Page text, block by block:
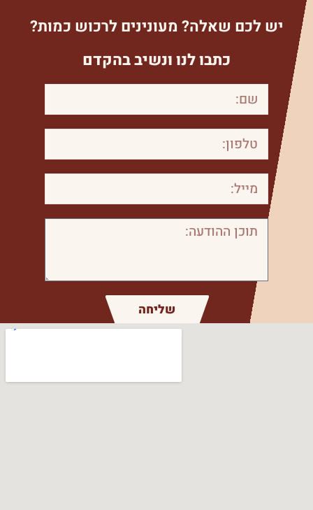
יש לכם שאלה? מעונינים לרכוש כמות?
כתבו לנו ונשיב בהקדם
שליחה